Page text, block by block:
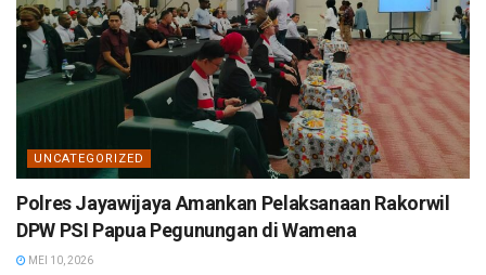
UNCATEGORIZED
Polres Jayawijaya Amankan Pelaksanaan Rakorwil
DPW PSI Papua Pegunungan di Wamena
MEI 10, 2026